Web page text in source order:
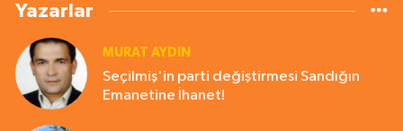
Yazarlar
MURAT AYDIN
Seçilmiş'in parti değiştirmesi Sandığın
Emanetine İhanet!